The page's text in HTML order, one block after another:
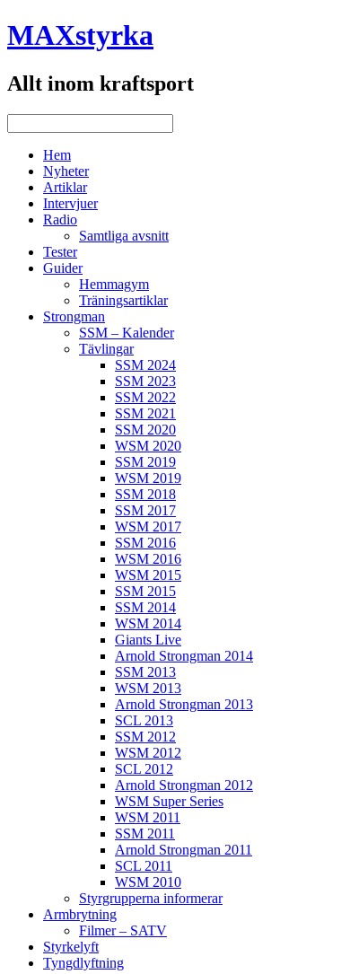
MAXstyrka
Allt inom kraftsport
Hem
Nyheter
Artiklar
Intervjuer
Radio
Samtliga avsnitt
Tester
Guider
Hemmagym
Träningsartiklar
Strongman
SSM – Kalender
Tävlingar
SSM 2024
SSM 2023
SSM 2022
SSM 2021
SSM 2020
WSM 2020
SSM 2019
WSM 2019
SSM 2018
SSM 2017
WSM 2017
SSM 2016
WSM 2016
WSM 2015
SSM 2015
SSM 2014
WSM 2014
Giants Live
Arnold Strongman 2014
SSM 2013
WSM 2013
Arnold Strongman 2013
SCL 2013
SSM 2012
WSM 2012
SCL 2012
Arnold Strongman 2012
WSM Super Series
WSM 2011
SSM 2011
Arnold Strongman 2011
SCL 2011
WSM 2010
Styrgrupperna informerar
Armbrytning
Filmer – SATV
Styrkelyft
Tyngdlyftning